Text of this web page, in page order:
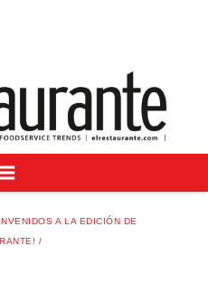
A LA EDICIÓN DE